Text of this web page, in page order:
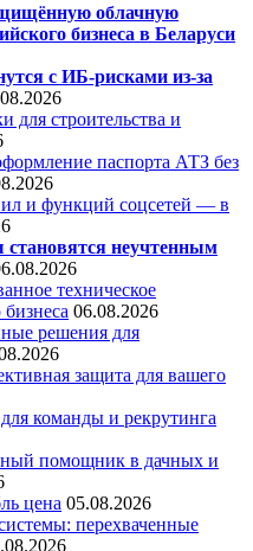
облачную
бизнеса в Беларуси
с ИБ-рисками из-за
для строительства и
паспорта АТЗ без
и функций соцсетей — в
неучтенным
техническое
06.08.2026
решения для
защита для вашего
команды и рекрутинга
помощник в дачных и
цена 05.08.2026
перехваченные